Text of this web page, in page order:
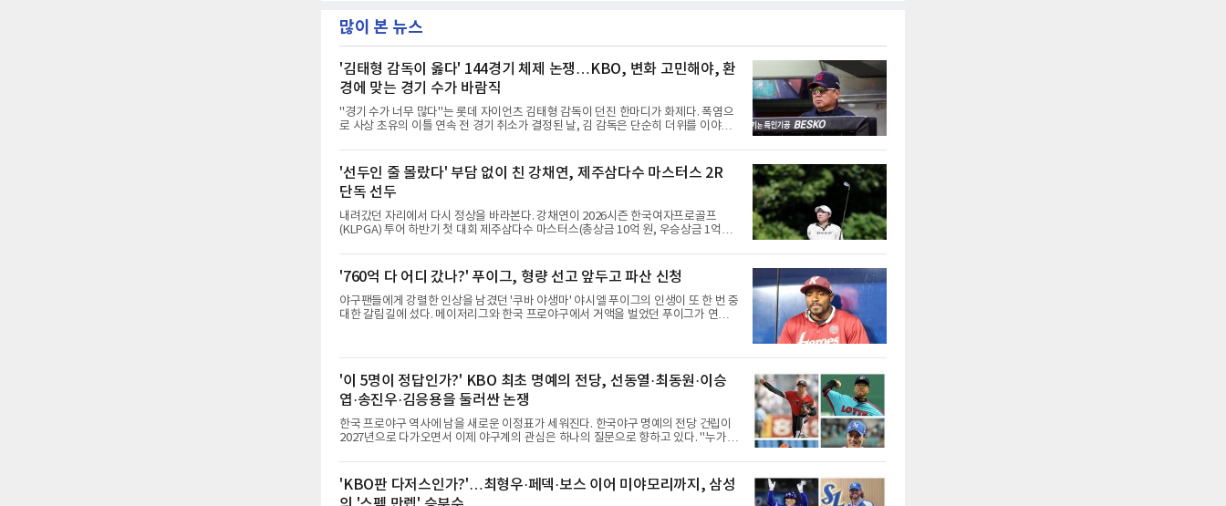
많이 본 뉴스
'김태형 감독이 옳다' 144경기 체제 논쟁…KBO, 변화 고민해야, 환
경에 맞는 경기 수가 바람직
"경기 수가 너무 많다"는 롯데 자이언츠 김태형 감독이 던진 한마디가 화제다. 폭염으
로 사상 초유의 이틀 연속 전 경기 취소가 결정된 날, 김 감독은 단순히 더위를 이야기
가 과연 지속 가능한지 질문을 던졌다.물론 144경기가 세계적으로 특별히 많은 숫자
는 아니다. 메이저리그는 팀당 162경기, 일본프로야구도 143~144경기를 치른다. 숫
자만 놓고 보면 KBO가 유난히 혹사 구조라고 말하기 어렵다.하지만 중요한 것은 숫자
가 아니라 환경이다. 한국의 여름은 달라지고 있다. 과거와 비교하기 어려울 정도로 폭
염이 길어지고 강해지고 있다. 여기에 장마, 이
'선두인 줄 몰랐다' 부담 없이 친 강채연, 제주삼다수 마스터스 2R
단독 선두
내려갔던 자리에서 다시 정상을 바라본다. 강채연이 2026시즌 한국여자프로골프
(KLPGA) 투어 하반기 첫 대회 제주삼다수 마스터스(총상금 10억 원, 우승상금 1억
리 골프앤리조트(파72)에서 열린 2라운드에서 버디 5개와 보기 1개를 묶어 4언더파
68타를 쳤다. 중간합계 9언더파 135타로 전날 공동 4위에서 선두로 올라섰다. 공동 2
위 그룹(8언더파 136타)과는 한 타 차다.이 대회는 그에게 특별하다. 2023년 정규투어
에 데뷔한 강채연은 2024년 8월 이 대회에서 공동 2위로 주목받았으나, 지난해 상금
순위 75위에 그쳐 시드순위전으로 밀렸고 본선에서도 78위에
'760억 다 어디 갔나?' 푸이그, 형량 선고 앞두고 파산 신청
야구팬들에게 강렬한 인상을 남겼던 '쿠바 야생마' 야시엘 푸이그의 인생이 또 한 번 중
대한 갈림길에 섰다. 메이저리그와 한국 프로야구에서 거액을 벌었던 푸이그가 연방
정 구조를 재편할 수 있도록 돕는 제도다.미 매체들에 따르면 푸이그의 자산 규모는
1000만~5000만 달러(약 146억~730억 원), 부채는 100만~1000만 달러(약 14억~146
억 원) 수준으로 신고됐다. 다만 법원은 채권자 목록과 자산 내역 등 일부 필수 자료가
빠졌다며 서류 미비를 지적했다.관심이 쏠리는 이
'이 5명이 정답인가?' KBO 최초 명예의 전당, 선동열·최동원·이승
엽·송진우·김응용을 둘러싼 논쟁
한국 프로야구 역사에 남을 새로운 이정표가 세워진다. 한국야구 명예의 전당 건립이
2027년으로 다가오면서 이제 야구계의 관심은 하나의 질문으로 향하고 있다. "누가
은 선동열, 최동원, 이승엽, 송진우, 그리고 김응용 감독이다. 한국 야구의 시대별 상징
성과 업적을 고려하면 충분히 설득력 있는 이름들이다.선동열은 한국 야구가 배출한
최고의 투수로 평가받는다. 해태 시절 통산 146승과 평균자책점 1.20이라는 압도적인
'KBO판 다저스인가?'…최형우·페덱·보스 이어 미야모리까지, 삼성